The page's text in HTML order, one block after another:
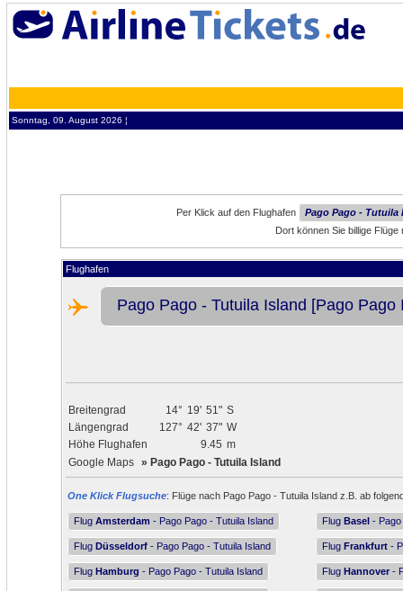
Sonntag, 09. August 2026 ¦
Per Klick auf den Flughafen
Pago Pago -
Dort können Sie billige
Flughafen
Pago Pago - Tutuila Island [Pago Pago
Breitengrad 14° 19' 51" S
Längengrad
127° 42' 37" W
Höhe Flughafen
9.45 m
Google Maps » Pago Pago - Tutuila Island
One Klick Flugsuche: Flüge nach Pago Pago - Tutuila Island z.B. ab
Flug Amsterdam - Pago Pago - Tutuila Island Flug Basel -
Flug Düsseldorf - Pago Pago - Tutuila Island Flug Frankfurt -
Flug Hamburg - Pago Pago - Tutuila Island Flug Hannover -